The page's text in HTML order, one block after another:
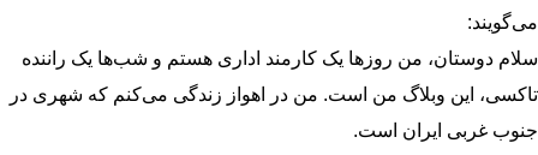
می‌گویند:
سلام دوستان، من روزها یک کارمند اداری هستم و شب‌ها یک راننده
تاکسی، این وبلاگ من است. من در اهواز زندگی می‌کنم که شهری در
جنوب غربی ایران است.